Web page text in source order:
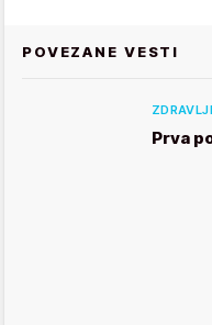
POVEZANE VESTI
Prva